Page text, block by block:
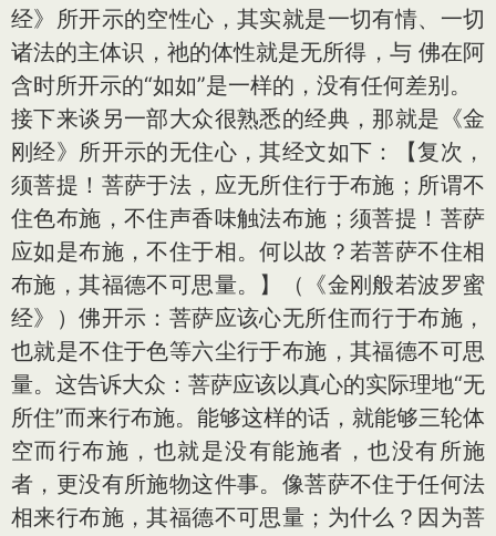
经》所开示的空性心，其实就是一切有情、一切
诸法的主体识，祂的体性就是无所得，与 佛在阿
含时所开示的“如如”是一样的，没有任何差别。
接下来谈另一部大众很熟悉的经典，那就是《金
刚经》所开示的无住心，其经文如下：【复次，
须菩提！菩萨于法，应无所住行于布施；所谓不
住色布施，不住声香味触法布施；须菩提！菩萨
应如是布施，不住于相。何以故？若菩萨不住相
布施，其福德不可思量。】（《金刚般若波罗蜜
经》）佛开示：菩萨应该心无所住而行于布施，
也就是不住于色等六尘行于布施，其福德不可思
量。这告诉大众：菩萨应该以真心的实际理地“无
所住”而来行布施。能够这样的话，就能够三轮体
空而行布施，也就是没有能施者，也没有所施
者，更没有所施物这件事。像菩萨不住于任何法
相来行布施，其福德不可思量；为什么？因为菩